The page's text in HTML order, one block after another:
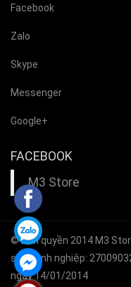
Facebook
Zalo
Skype
Messenger
Google+
FACEBOOK
M3 Store
© Bản quyền 2014 M3
số doanh nghiệp:
ngày 14/01/2014